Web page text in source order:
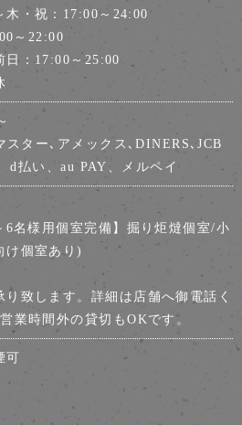
木・祝：17:00～24:00
～22:00
日：17:00～25:00
スター､アメックス､DINERS､JCB
d払い、au PAY、メルペイ
6名様用個室完備】掘り炬燵個室/小
け個室あり)
り致します。詳細は店舗へ御電話く
業時間外の貸切もOKです。
可